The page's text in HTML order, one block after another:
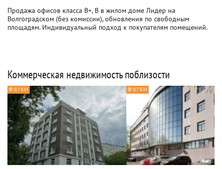
Продажа офисов класса B+, B в жилом доме Лидер на
Волгоградском (без комиссии), обновления по свободным
площадям. Индивидуальный подход к покупателям помещений.
Коммерческая недвижимость поблизости
0.7 КМ 0.7 КМ